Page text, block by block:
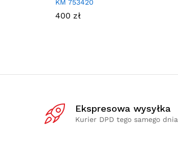
KM 753420
400 zł
Ekspresowa wysyłka
Kurier DPD tego samego dnia